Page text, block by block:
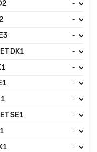
-
-
-
DK1
-
-
-
-
SE1
-
-
-